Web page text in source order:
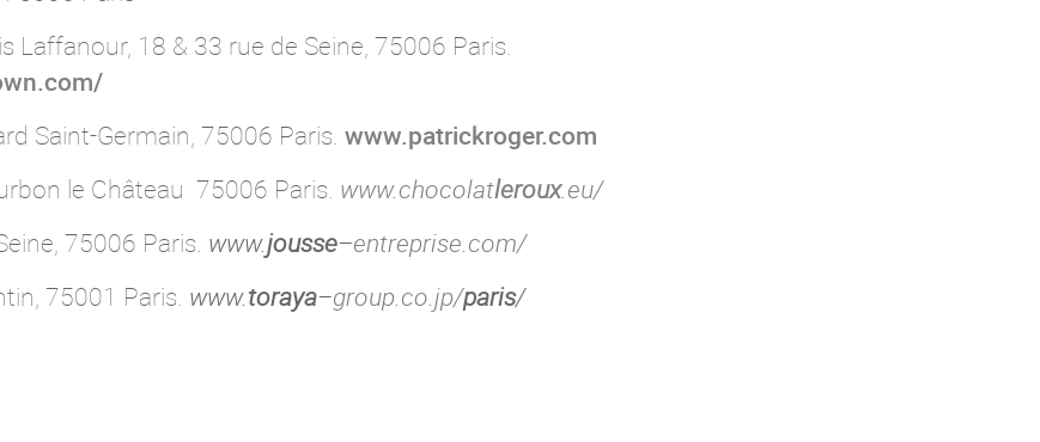
Laffanour, 18 & 33 rue de Seine, 75006 Paris.
Saint-Germain, 75006 Paris. www.patrickroger.com
le Château 75006 Paris. www.chocolatleroux.eu/
75006 Paris. www.jousse–entreprise.com/
75001 Paris. www.toraya–group.co.jp/paris/